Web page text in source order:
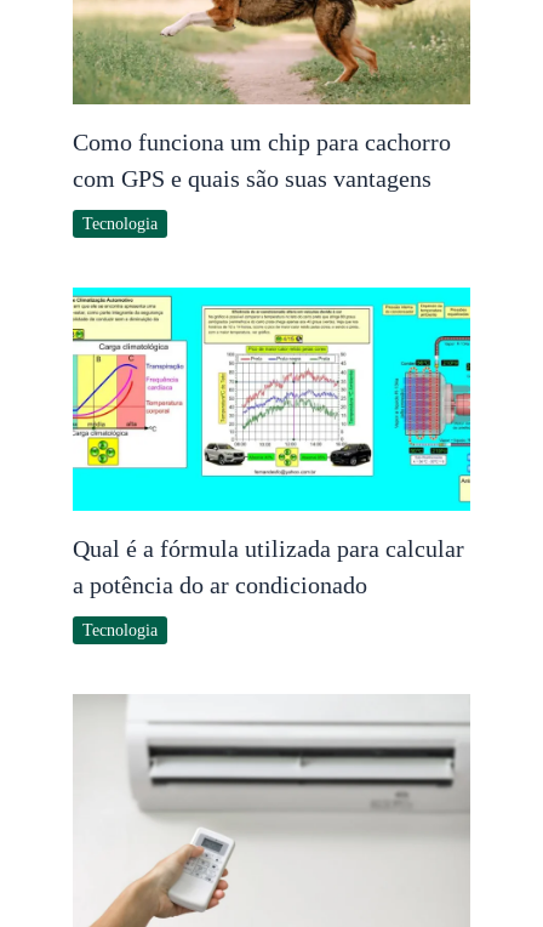
Como funciona um chip para cachorro
com GPS e quais são suas vantagens
Tecnologia
Qual é a fórmula utilizada para calcular
a potência do ar condicionado
Tecnologia